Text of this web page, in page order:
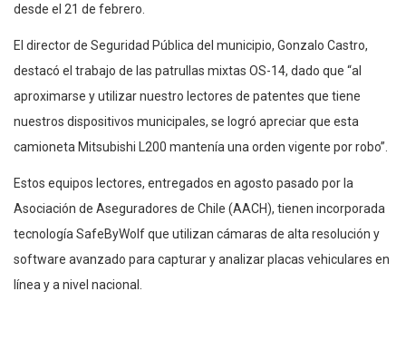
desde el 21 de febrero.
El director de Seguridad Pública del municipio, Gonzalo Castro,
destacó el trabajo de las patrullas mixtas OS-14, dado que “al
aproximarse y utilizar nuestro lectores de patentes que tiene
nuestros dispositivos municipales, se logró apreciar que esta
camioneta Mitsubishi L200 mantenía una orden vigente por robo”.
Estos equipos lectores, entregados en agosto pasado por la
Asociación de Aseguradores de Chile (AACH), tienen incorporada
tecnología SafeByWolf que utilizan cámaras de alta resolución y
software avanzado para capturar y analizar placas vehiculares en
línea y a nivel nacional.